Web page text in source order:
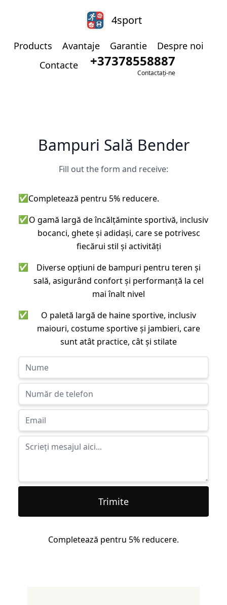
4sport
Products Avantaje Garantie
Despre noi
Contacte
+37378558887
Contactați-ne
Bampuri Sală Bender
Fill out the form and receive:
✅Completează pentru 5% reducere.
✅O gamă largă de încălțăminte sportivă, inclusiv
bocanci, ghete și adidași, care se potrivesc
fiecărui stil și activități
✅
Diverse opțiuni de bampuri pentru teren și
sală, asigurând confort și performanță la cel
mai înalt nivel
✅
O paletă largă de haine sportive, inclusiv
maiouri, costume sportive și jambieri, care
sunt atât practice, cât și stilate
Trimite
Completează pentru 5% reducere.